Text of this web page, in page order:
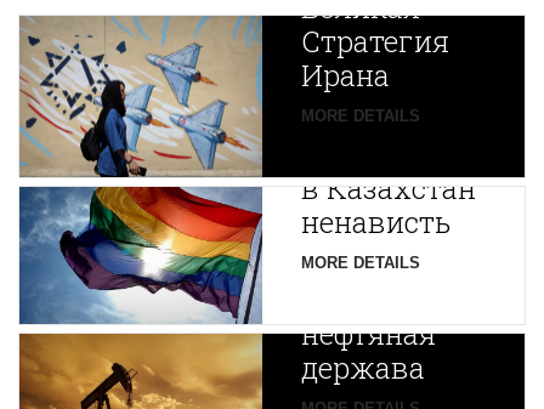
Стратегия
Ирана
MORE DETAILS
Путин
в Казахстан
ненависть
MORE DETAILS
Центральной
Азии
зарождается
нефтяная
держава